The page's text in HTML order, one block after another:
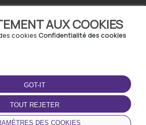
AUX COOKIES
cookies Confidentialité des cookies
GOT-IT
TOUT REJETER
DES COOKIES
TÉLÉCHARGEZ
L'APPLICATION